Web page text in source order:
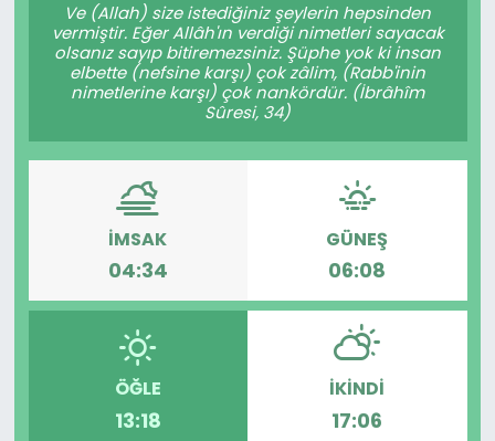
Ve (Allah) size istediğiniz şeylerin hepsinden
vermiştir. Eğer Allâh'ın verdiği nimetleri sayacak
olsanız sayıp bitiremezsiniz. Şüphe yok ki insan
elbette (nefsine karşı) çok zâlim, (Rabb'inin
nimetlerine karşı) çok nankördür. (İbrâhîm
Sûresi, 34)
İMSAK
04:34
GÜNEŞ
06:08
ÖĞLE
13:18
İKINDI
17:06